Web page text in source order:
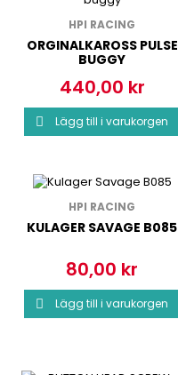
HPI RACING
ORGINALKAROSS PULSE
BUGGY
Pris
440,00 kr
 Lägg till i varukorgen
HPI RACING
KULAGER SAVAGE B085
Pris
80,00 kr
 Lägg till i varukorgen